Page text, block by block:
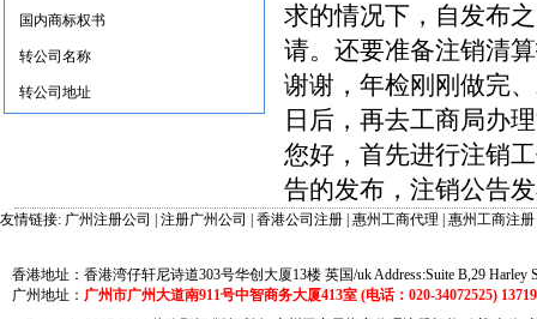
国内商标权书
转公司名称
转公司地址
求的情况下，自发布
请。还要准备注销清
谢谢，年检刚刚做完
日后，再去工商局办
您好，首先进行注销
告的发布，注销公告
友情链接: 广州注册公司 注册广州公司 香港公司注册 惠州工商代理 惠州工商注册
香港地址：香港湾仔轩尼诗道303号华创大厦13楼 英国/uk Address:Suite B,29 Harley
广州地址： 广州市广州大道南911号中智商务大厦413室 (电话：020-34072525)